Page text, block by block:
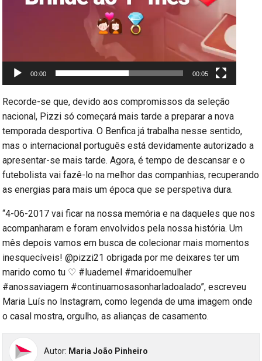
00:00 00:05
Recorde-se que, devido aos compromissos da seleção
nacional, Pizzi só começará mais tarde a preparar a nova
temporada desportiva. O Benfica já trabalha nesse sentido,
mas o internacional português está devidamente autorizado a
apresentar-se mais tarde. Agora, é tempo de descansar e o
futebolista vai fazê-lo na melhor das companhias, recuperando
as energias para mais um época que se perspetiva dura.
“4-06-2017 vai ficar na nossa memória e na daqueles que nos
acompanharam e foram envolvidos pela nossa história. Um
mês depois vamos em busca de colecionar mais momentos
inesquecíveis! @pizzi21 obrigada por me deixares ter um
marido como tu ♡ #luademel #maridoemulher
#anossaviagem #continuamosasonharladoalado”, escreveu
Maria Luís no Instagram, como legenda de uma imagem onde
o casal mostra, orgulho, as alianças de casamento.
Autor: Maria João Pinheiro